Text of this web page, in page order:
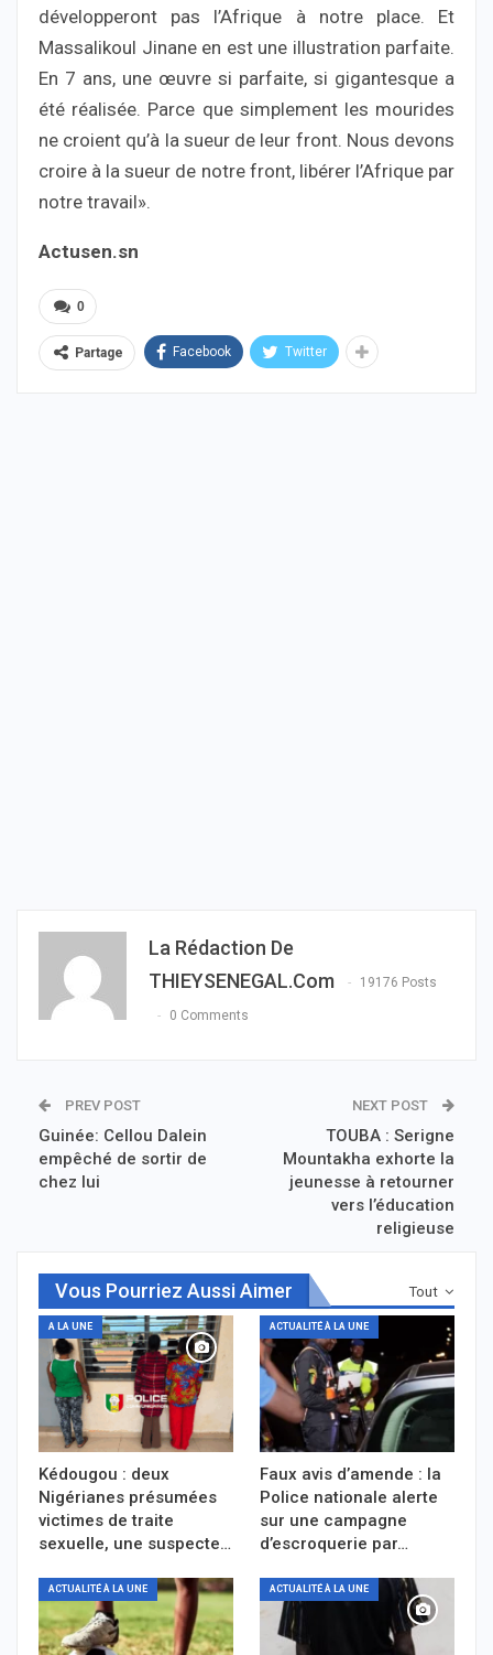
développeront pas l’Afrique à notre place. Et
Massalikoul Jinane en est une illustration parfaite.
En 7 ans, une œuvre si parfaite, si gigantesque a
été réalisée. Parce que simplement les mourides
ne croient qu’à la sueur de leur front. Nous devons
croire à la sueur de notre front, libérer l’Afrique par
notre travail».
Actusen.sn
0
Partage Facebook Twitter
La Rédaction De
THIEYSENEGAL.com
19176 Posts
0 Comments
PREV POST
Guinée: Cellou Dalein
empêché de sortir de
chez lui
NEXT POST
TOUBA : Serigne
Mountakha exhorte la
jeunesse à retourner
vers l’éducation
religieuse
Tout
Vous Pourriez Aussi Aimer
A LA UNE
Kédougou : deux
Nigérianes présumées
victimes de traite
sexuelle, une suspecte…
ACTUALITÉ À LA UNE
Faux avis d’amende : la
Police nationale alerte
sur une campagne
d’escroquerie par…
ACTUALITÉ À LA UNE ACTUALITÉ À LA UNE